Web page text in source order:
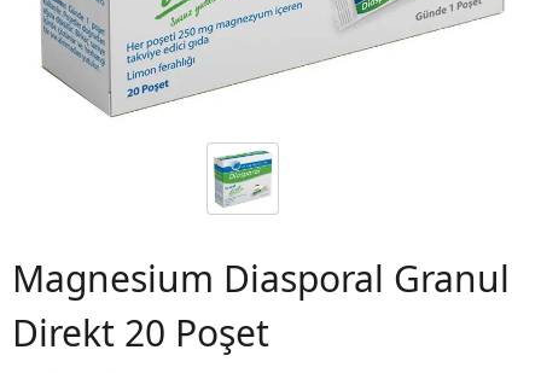
Magnesium Diasporal Granul
Direkt 20 Poşet